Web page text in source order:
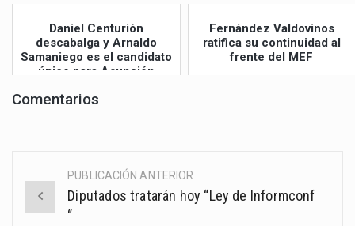
Daniel Centurión
descabalga y Arnaldo
Samaniego es el candidato
único para Asunción
Fernández Valdovinos
ratifica su continuidad al
frente del MEF
Comentarios
Post
navigation
PUBLICACIÓN ANTERIOR
Diputados tratarán hoy “Ley de Informconf
“